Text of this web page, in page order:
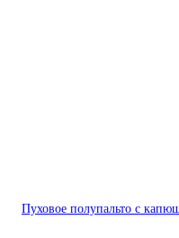
Пуховое полупальто с